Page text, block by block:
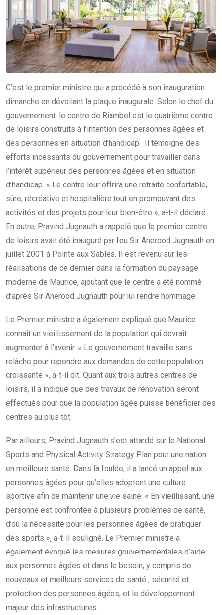
C’est le premier ministre qui a procédé à son inauguration
dimanche en dévoilant la plaque inaugurale. Selon le chef du
gouvernement, le centre de Riambel est le quatrième centre
de loisirs construits à l’intention des personnes âgées et
des personnes en situation d’handicap. Il témoigne des
efforts incessants du gouvernement pour travailler dans
l’intérêt supérieur des personnes âgées et en situation
d’handicap. « Le centre leur offrira une retraite confortable,
sûre, récréative et hospitalière tout en promouvant des
activités et des projets pour leur bien-être », a-t-il déclaré.
En outre, Pravind Jugnauth a rappelé que le premier centre
de loisirs avait été inauguré par feu Sir Anerood Jugnauth en
juillet 2001 à Pointe aux Sables. Il est revenu sur les
réalisations de ce dernier dans la formation du paysage
moderne de Maurice, ajoutant que le centre a été nommé
d’après Sir Anerood Jugnauth pour lui rendre hommage.
Le Premier ministre a également expliqué que Maurice
connaît un vieillissement de la population qui devrait
augmenter à l’avenir. « Le gouvernement travaille sans
relâche pour répondre aux demandes de cette population
croissante », a-t-il dit. Quant aux trois autres centres de
loisirs, il a indiqué que des travaux de rénovation seront
effectués pour que la population âgée puisse bénéficier des
centres au plus tôt.
Par ailleurs, Pravind Jugnauth s’est attardé sur le National
Sports and Physical Activity Strategy Plan pour une nation
en meilleure santé. Dans la foulée, il a lancé un appel aux
personnes âgées pour qu’elles adoptent une culture
sportive afin de maintenir une vie saine. « En vieillissant, une
personne est confrontée à plusieurs problèmes de santé,
d’où la nécessité pour les personnes âgées de pratiquer
des sports », a-t-il souligné. Le Premier ministre a
également évoqué les mesures gouvernementales d’aide
aux personnes âgées et dans le besoin, y compris de
nouveaux et meilleurs services de santé ; sécurité et
protection des personnes âgées; et le développement
majeur des infrastructures.